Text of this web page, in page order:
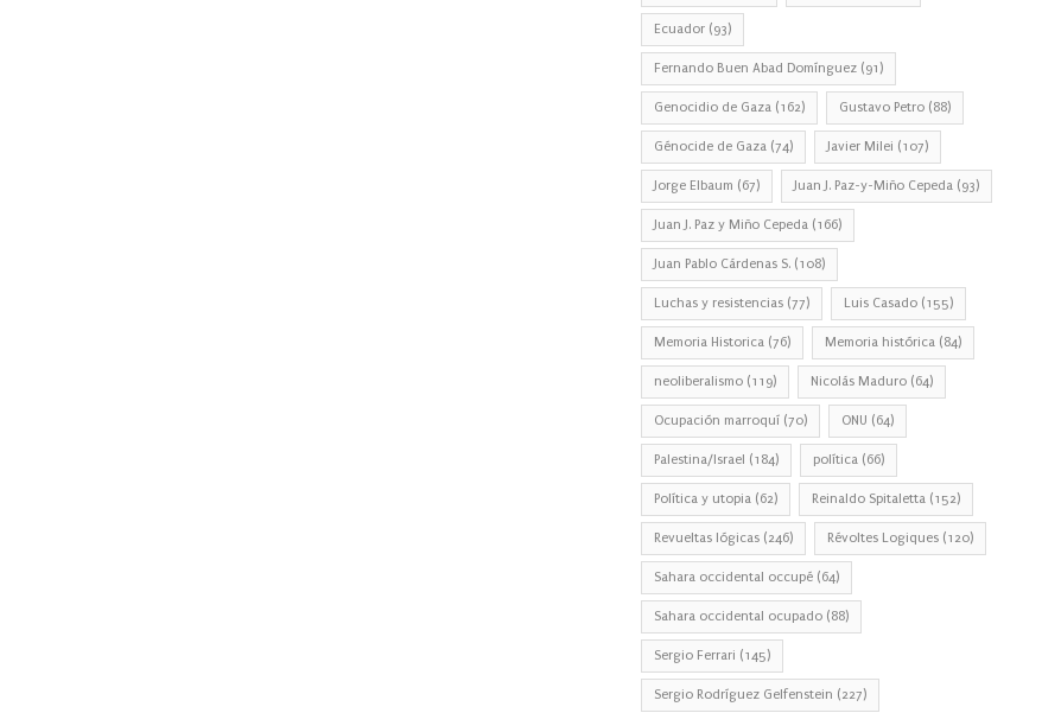
Ecuador (93)
Fernando Buen Abad Domínguez (91)
Genocidio de Gaza (162) Gustavo Petro (88)
Génocide de Gaza (74) Javier Milei (107)
Jorge Elbaum (67) Juan J. Paz-y-Miño Cepeda (93)
Juan J. Paz y Miño Cepeda (166)
Juan Pablo Cárdenas S. (108)
Luchas y resistencias (77) Luis Casado (155)
Memoria Historica (76) Memoria histórica (84)
neoliberalismo (119) Nicolás Maduro (64)
Ocupación marroquí (70) ONU (64)
Palestina/Israel (184) política (66)
Política y utopia (62) Reinaldo Spitaletta (152)
Revueltas lógicas (246) Révoltes Logiques (120)
Sahara occidental occupé (64)
Sahara occidental ocupado (88)
Sergio Ferrari (145)
Sergio Rodríguez Gelfenstein (227)